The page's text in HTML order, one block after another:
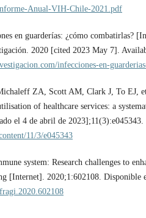
Anual-VIH-Chile-2021.pdf
en guarderías: ¿cómo combatirlas?
2020 [cited 2023 May 7].
infecciones-en-
ZA, Scott AM, Clark J, To EJ,
of healthcare services: a
el 4 de abril de 2023];11(3):e045343.
11/3/e045343
system: Research challenges to
[Internet]. 2020;1:602108. Disponible